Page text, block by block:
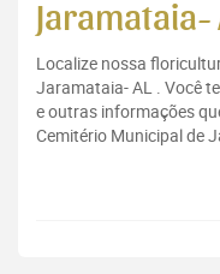
Jaramataia-
Localize nossa
Jaramataia- AL . Você
e outras informações
Cemitério Municipal de